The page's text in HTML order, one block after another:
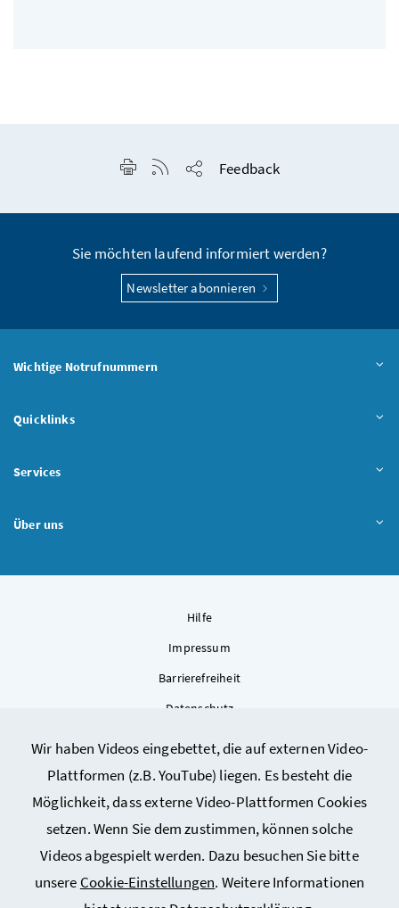
Wir haben Videos eingebettet, die auf externen Video-
Plattformen (z.B. YouTube) liegen. Es besteht die
Möglichkeit, dass externe Video-Plattformen Cookies
setzen. Wenn Sie dem zustimmen, können solche
Videos abgespielt werden. Dazu besuchen Sie bitte
unsere Cookie-Einstellungen. Weitere Informationen
Seite drucken
RSS-Feed anzeigen
Feedback
Sie möchten laufend informiert werden?
Newsletter abonnieren
Wichtige Notrufnummern
Quicklinks
Services
Über uns
Hilfe
Impressum
Barrierefreiheit
Datenschutz
Sitemap
Cookie-Einstellungen